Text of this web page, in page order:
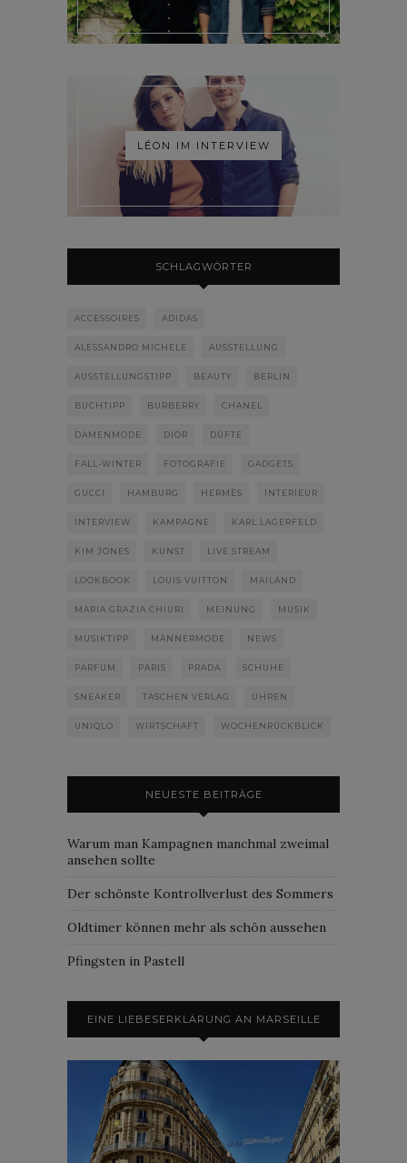
LÉON IM INTERVIEW
SCHLAGWÖRTER
ACCESSOIRES ADIDAS
ALESSANDRO MICHELE AUSSTELLUNG
AUSSTELLUNGSTIPP BEAUTY BERLIN
BUCHTIPP BURBERRY CHANEL
DAMENMODE DIOR DÜFTE
FALL-WINTER FOTOGRAFIE GADGETS
GUCCI HAMBURG HERMÈS INTERIEUR
INTERVIEW KAMPAGNE KARL LAGERFELD
KIM JONES KUNST LIVE STREAM
LOOKBOOK LOUIS VUITTON MAILAND
MARIA GRAZIA CHIURI MEINUNG MUSIK
MUSIKTIPP MÄNNERMODE NEWS
PARFUM PARIS PRADA SCHUHE
SNEAKER TASCHEN VERLAG UHREN
UNIQLO WIRTSCHAFT WOCHENRÜCKBLICK
NEUESTE BEITRÄGE
Warum man Kampagnen manchmal zweimal
ansehen sollte
Der schönste Kontrollverlust des Sommers
Oldtimer können mehr als schön aussehen
Pfingsten in Pastell
EINE LIEBESERKLÄRUNG AN MARSEILLE